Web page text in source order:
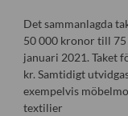
Det sammanlagda
50 000 kronor till
januari 2021. Taket
kr. Samtidigt
exempelvis
textilier